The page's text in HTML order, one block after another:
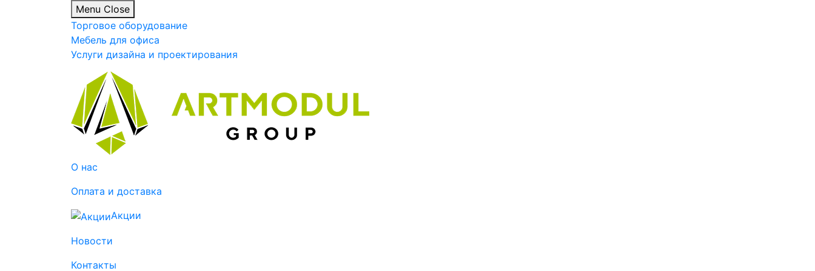
Menu Close
Торговое оборудование
Мебель для офиса
Услуги дизайна и проектирования
О нас
Оплата и доставка
Акции
Новости
Контакты